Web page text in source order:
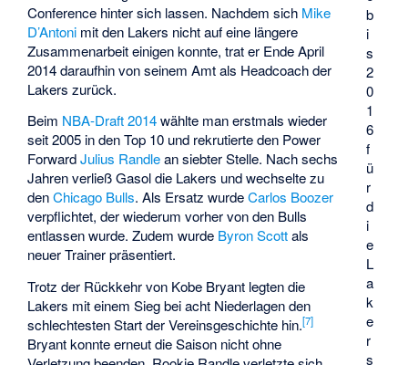
b
i
s
2
0
1
6
f
ü
r
d
i
e
L
a
k
e
r
s
Conference hinter sich lassen. Nachdem sich Mike
D’Antoni mit den Lakers nicht auf eine längere
Zusammenarbeit einigen konnte, trat er Ende April
2014 daraufhin von seinem Amt als Headcoach der
Lakers zurück.
Beim NBA-Draft 2014wählte man erstmals wieder
seit 2005 in den Top 10 und rekrutierte den Power
ForwardJulius Randlean siebter Stelle. Nach sechs
Jahren verließ Gasol die Lakers und wechselte zu
denChicago Bulls. Als Ersatz wurdeCarlos Boozer
verpflichtet, der wiederum vorher von den Bulls
entlassen wurde. Zudem wurde Byron Scottals
neuer Trainer präsentiert.
Trotz der Rückkehr von Kobe Bryant legten die
Lakers mit einem Sieg bei acht Niederlagen den
schlechtesten Start der Vereinsgeschichte hin.[7]
Bryant konnte erneut die Saison nicht ohne